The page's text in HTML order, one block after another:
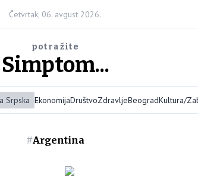
Četvrtak, 06. avgust 2026.
potražite
Simptom...
Srpska EkonomijaDruštvoZdravljeBeogradKultura/
#Argentina